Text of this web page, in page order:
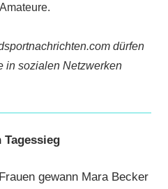
dürfen
in sozialen Netzwerken
Tagessieg
gewann Mara Becker